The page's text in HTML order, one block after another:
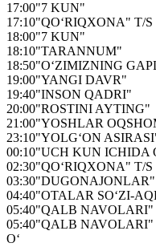
17:00"7 KUN"
17:10"QO‘RIQXONA" T/S
18:00"7 KUN"
18:10"TARANNUM"
18:50"O‘ZIMIZNING
19:00"YANGI DAVR"
19:40"INSON QADRI"
20:00"ROSTINI AYTING"
21:00"YOSHLAR
23:10"YOLG‘ON
00:10"UCH KUN ICHIDA
02:30"QO‘RIQXONA" T/S
03:30"DUGONAJONLAR"
04:40"OTALAR SO‘ZI-
05:40"QALB NAVOLARI"
05:40"QALB NAVOLARI"
O‘